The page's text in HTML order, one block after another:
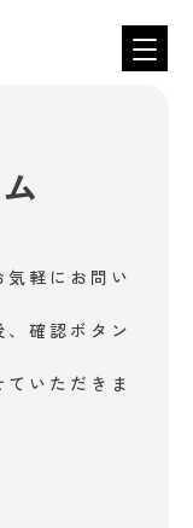
軽にお問い
確認ボタン
いただきま